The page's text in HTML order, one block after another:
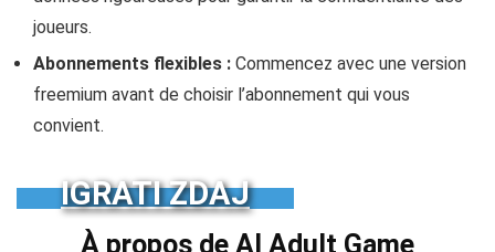
données rigoureuses pour garantir la confidentialité des
Abonnements flexibles :Commencez avec une version
freemium avant de choisir l’abonnement qui vous
IGRATI ZDAJ